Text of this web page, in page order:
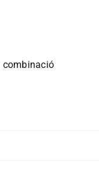
combinació